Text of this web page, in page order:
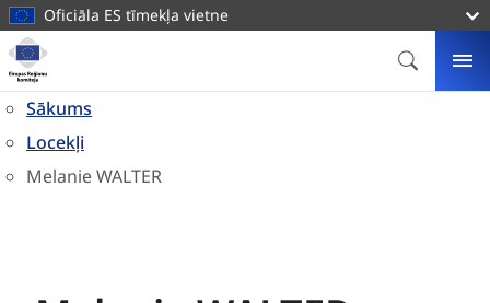
galveno
saturu
Oficiāla ES tīmekļa vietne
Mājas
lapa
Eiropas
Reģionu
komiteja
MEKLĒT
Sākums
Locekļi
Melanie WALTER